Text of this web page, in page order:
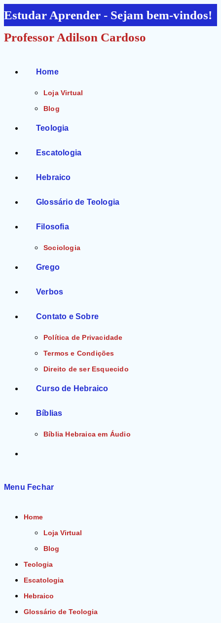
Ir
para
o
Estudar Aprender - Sejam bem-vindos!
Professor Adilson Cardoso
Home
Loja Virtual
Blog
Teologia
Escatologia
Hebraico
Glossário de Teologia
Filosofia
Sociologia
Grego
Verbos
Contato e Sobre
Política de Privacidade
Termos e Condições
Direito de ser Esquecido
Curso de Hebraico
Bíblias
Bíblia Hebraica em Áudio
Menu Fechar
Home
Loja Virtual
Blog
Teologia
Escatologia
Hebraico
Glossário de Teologia